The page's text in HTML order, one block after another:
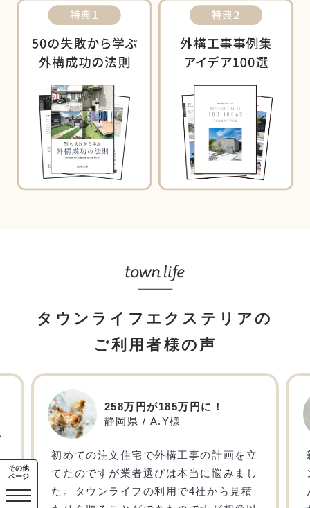
その他
ページ
タウンライフエクステリアの
ご利用者様の声
258万円が185万円に！
静岡県 / A.Y様
初めての注文住宅で外構工事の計画を立
てたのですが業者選びは本当に悩みまし
た。タウンライフの利用で4社から見積